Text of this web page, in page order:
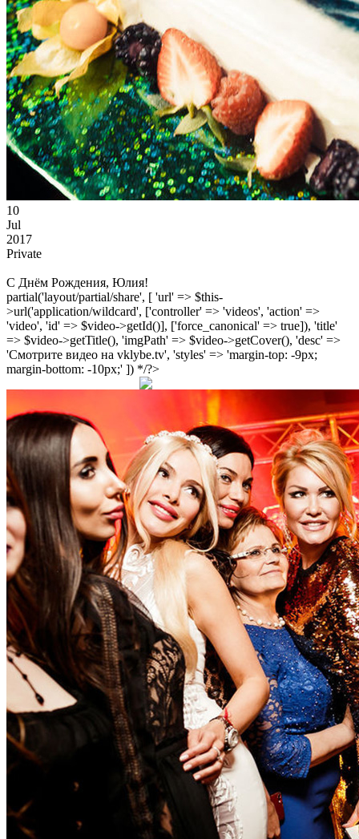
10
Jul
2017
Private
С Днём Рождения, Юлия!
partial('layout/partial/share', [ 'url' => $this-
>url('application/wildcard', ['controller' => 'videos', 'action' =>
'video', 'id' => $video->getId()], ['force_canonical' => true]), 'title'
=> $video->getTitle(), 'imgPath' => $video->getCover(), 'desc' =>
'Смотрите видео на vklybe.tv', 'styles' => 'margin-top: -9px;
margin-bottom: -10px;' ]) */?>